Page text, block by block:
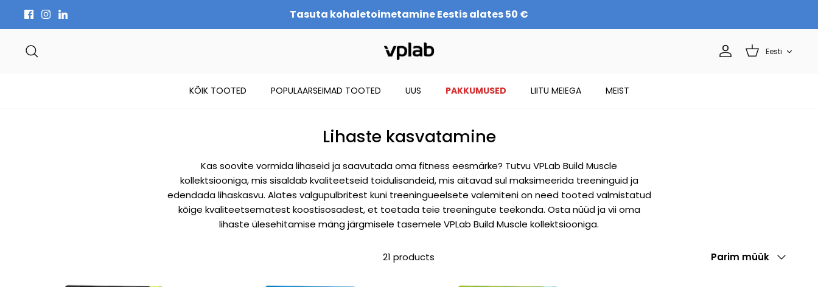
Tasuta kohaletoimetamine Eestis alates 50 €
Account
Cart Eesti
KÕIK TOOTED POPULAARSEIMAD TOOTED UUS PAKKUMUSED LIITU MEIEGA MEIST
Lihaste kasvatamine
Kas soovite vormida lihaseid ja saavutada oma fitness eesmärke? Tutvu VPLab Build Muscle
kollektsiooniga, mis sisaldab kvaliteetseid toidulisandeid, mis aitavad sul maksimeerida treeninguid ja
edendada lihaskasvu. Alates valgupulbritest kuni treeningueelsete valemiteni on need tooted valmistatud
kõige kvaliteetsematest koostisosadest, et toetada teie treeningute teekonda. Osta nüüd ja vii oma
lihaste ülesehitamise mäng järgmisele tasemele VPLab Build Muscle kollektsiooniga.
21 products
Sort
Parim müük